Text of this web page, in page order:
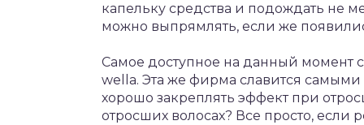
капельку средства и подождать не
можно выпрямлять, если же
Самое доступное на данный момент
wella. Эта же фирма славится
хорошо закреплять эффект при
отросших волосах? Все просто, если